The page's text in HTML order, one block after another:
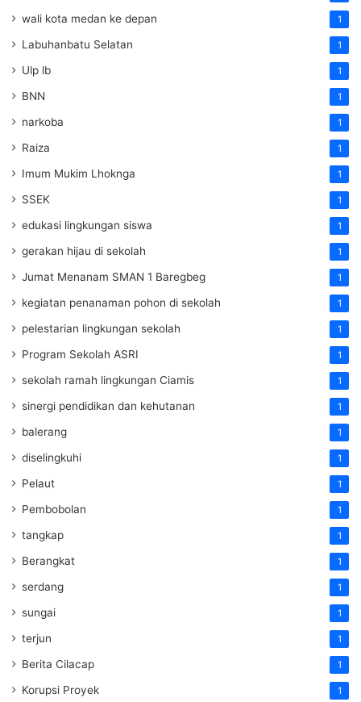
wali kota medan ke depan 1
Labuhanbatu Selatan 1
Ulp lb 1
BNN 1
narkoba 1
Raiza 1
Imum Mukim Lhoknga 1
SSEK 1
edukasi lingkungan siswa 1
gerakan hijau di sekolah 1
Jumat Menanam SMAN 1 Baregbeg 1
kegiatan penanaman pohon di sekolah 1
pelestarian lingkungan sekolah 1
Program Sekolah ASRI 1
sekolah ramah lingkungan Ciamis 1
sinergi pendidikan dan kehutanan 1
balerang 1
diselingkuhi 1
Pelaut 1
Pembobolan 1
tangkap 1
Berangkat 1
serdang 1
sungai 1
terjun 1
Berita Cilacap 1
Korupsi Proyek 1